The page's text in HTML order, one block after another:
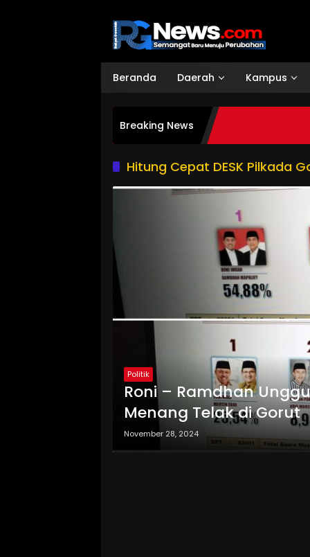
Beranda Daerah Kampus
Breaking News
Hitung Cepat DESK Pilkada
Politik
Roni – Ramdhan
Menang Telak di Gorut
November 28, 2024